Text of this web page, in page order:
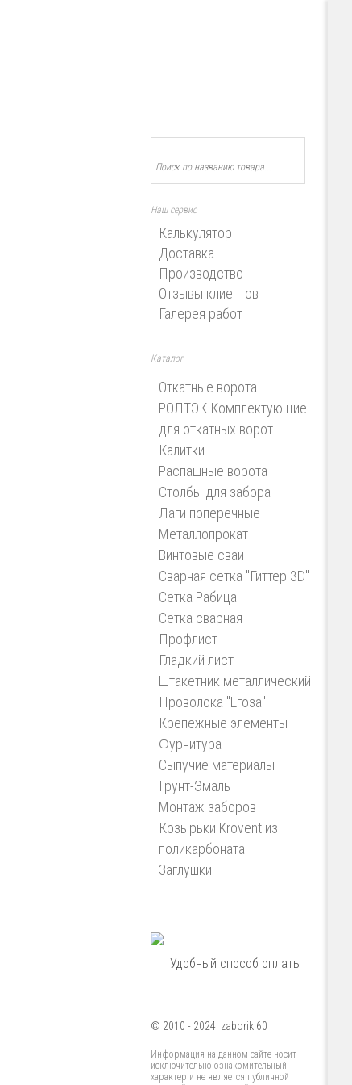
Наш сервис
Калькулятор
Доставка
Производство
Отзывы клиентов
Галерея работ
Каталог
Откатные ворота
РОЛТЭК Комплектующие
для откатных ворот
Калитки
Распашные ворота
Столбы для забора
Лаги поперечные
Металлопрокат
Винтовые сваи
Сварная сетка "Гиттер 3D"
Сетка Рабица
Сетка сварная
Профлист
Гладкий лист
Штакетник металлический
Проволока "Егоза"
Крепежные элементы
Фурнитура
Сыпучие материалы
Грунт-Эмаль
Монтаж заборов
Козырьки Krovent из
поликарбоната
Заглушки
Удобный способ оплаты
© 2010 - 2024 zaboriki60
Информация на данном сайте носит
исключительно ознакомительный
характер и не является публичной